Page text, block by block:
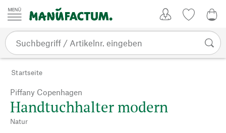
Zum Inhalt springen
Startseite
Piffany Copenhagen
Handtuchhalter modern
Natur